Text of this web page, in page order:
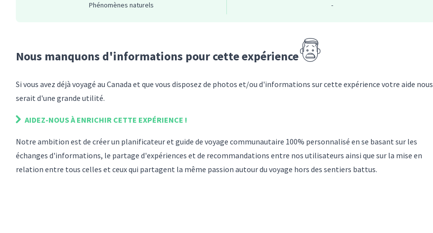
Phénomènes naturels -
Nous manquons d'informations pourcette expérience
Si vous avez déjà voyagé au Canada et que vous disposez de photos et/ou d'informations surcette expérience votre aide nous
serait d'une grande utilité.
AIDEZ-NOUS À ENRICHIR CETTE EXPÉRIENCE !
Notre ambition est de créer un planificateur et guide de voyage communautaire 100% personnalisé en se basant sur les
échanges d'informations, le partage d'expériences et de recommandations entre nos utilisateurs ainsi que sur la mise en
relation entre tous celles et ceux qui partagent la même passion autour du voyage hors des sentiers battus.